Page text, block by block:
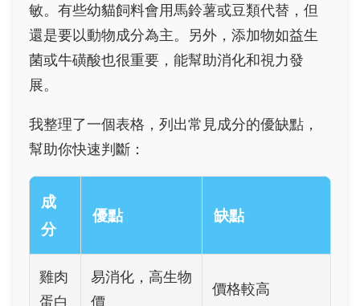
敏。有些幼貓飼料會用馬鈴薯或豆類代替，但
還是要以動物成分為主。另外，添加物如益生
菌或牛磺酸也很重要，能幫助消化和視力發
展。
我整理了一個表格，列出常見成分的優缺點，
幫助你快速判斷：
成
分
優點 缺點
雞肉
蛋白
易消化，高生物
價
價格較高